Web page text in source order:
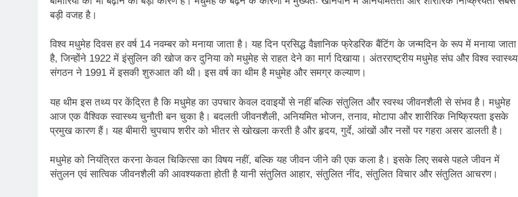
बड़ी वजह है।
विश्व मधुमेह दिवस हर वर्ष 14 नवम्बर को मनाया जाता है। यह दिन प्रसिद्ध वैज्ञानिक फ्रेडरिक बैंटिंग के जन्मदिन के रूप में मनाया जाता
है, जिन्होंने 1922 में इंसुलिन की खोज कर दुनिया को मधुमेह से राहत देने का मार्ग दिखाया। अंतरराष्ट्रीय मधुमेह संघ और विश्व स्वास्थ्य
संगठन ने 1991 में इसकी शुरुआत की थी। इस वर्ष का थीम है मधुमेह और समग्र कल्याण।
यह थीम इस तथ्य पर केंद्रित है कि मधुमेह का उपचार केवल दवाइयों से नहीं बल्कि संतुलित और स्वस्थ जीवनशैली से संभव है। मधुमेह
आज एक वैश्विक स्वास्थ्य चुनौती बन चुका है। बदलती जीवनशैली, अनियमित भोजन, तनाव, मोटापा और शारीरिक निष्क्रियता इसके
प्रमुख कारण हैं। यह बीमारी चुपचाप शरीर को भीतर से खोखला करती है और हृदय, गुर्दे, आंखों और नसों पर गहरा असर डालती है।
मधुमेह को नियंत्रित करना केवल चिकित्सा का विषय नहीं, बल्कि यह जीवन जीने की एक कला है। इसके लिए सबसे पहले जीवन में
संतुलन एवं सात्विक जीवनशैली की आवश्यकता होती है यानी संतुलित आहार, संतुलित नींद, संतुलित विचार और संतुलित आचरण।